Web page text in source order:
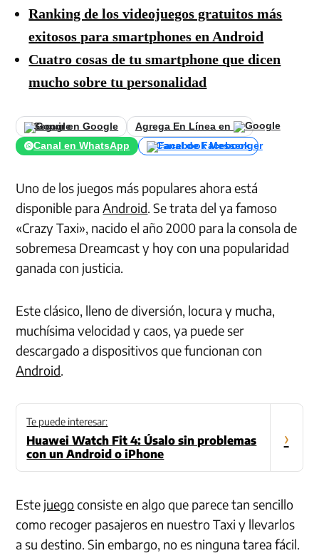
Ranking de los videojuegos gratuitos más
exitosos para smartphones en Android
Cuatro cosas de tu smartphone que dicen
mucho sobre tu personalidad
Seguir en Google
Agrega En Línea en
Canal en WhatsApp
Canal de Facebook
Uno de los juegos más populares ahora está
disponible paraAndroid. Se trata del ya famoso
«Crazy Taxi», nacido el año 2000 para la consola de
sobremesa Dreamcast y hoy con una popularidad
ganada con justicia.
Este clásico, lleno de diversión, locura y mucha,
muchísima velocidad y caos, ya puede ser
descargado a dispositivos que funcionan con
Android.
Te puede interesar:
Huawei Watch Fit 4: Úsalo sin problemas
con un Android o iPhone
›
Este juegoconsiste en algo que parece tan sencillo
como recoger pasajeros en nuestro Taxi y llevarlos
a su destino. Sin embargo, no es ninguna tarea fácil.